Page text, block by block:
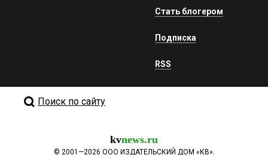
Стать блогером
Подписка
RSS
Поиск по сайту
kvnews.ru
© 2001—2026 ООО ИЗДАТЕЛЬСКИЙ ДОМ «КВ».